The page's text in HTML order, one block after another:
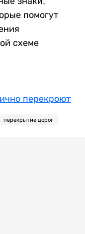
помогут
схеме
перекроют
перекрытие дорог